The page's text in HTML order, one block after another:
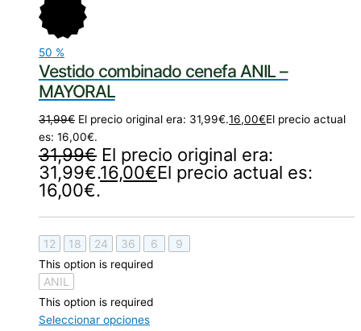
50 %
Vestido combinado cenefa ANIL –
MAYORAL
31,99€ El precio original era: 31,99€.16,00€El precio actual
es: 16,00€.
31,99€ El precio original era:
31,99€.16,00€El precio actual es:
16,00€.
12 18 24 36 6 9
This option is required
ANIL
This option is required
Seleccionar opciones